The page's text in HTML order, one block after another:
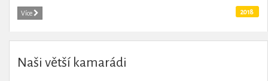
Více 2018
Naši větší kamarádi